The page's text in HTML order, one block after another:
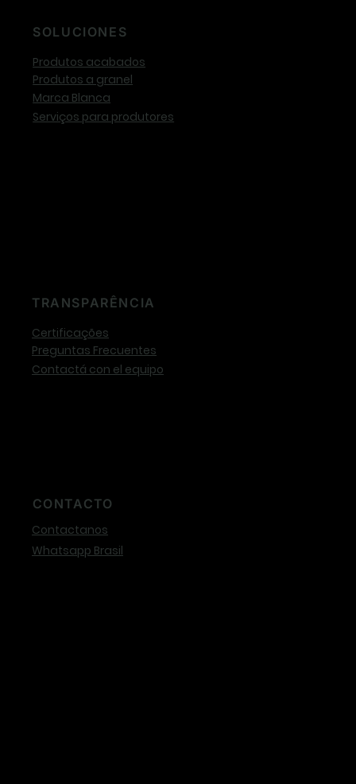
CONTACTO
Contactanos
Whatsapp Brasil
SOLUCIONES
Produtos acabados
Produtos a granel
Marca Blanca
Serviços para produtores
TRANSPARÊNCIA
Certificações
Preguntas Frecuentes
Contactá con el equipo